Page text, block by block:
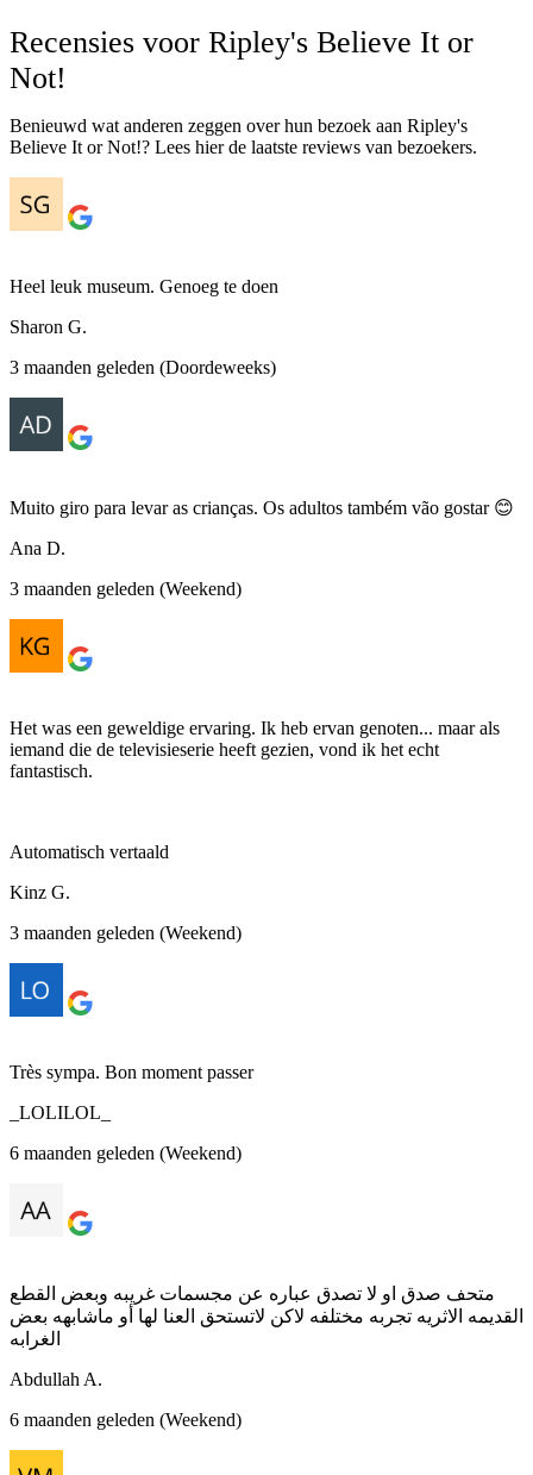
Recensies voor Ripley's Believe It or
Not!
Benieuwd wat anderen zeggen over hun bezoek aan Ripley's
Believe It or Not!? Lees hier de laatste reviews van bezoekers.
Heel leuk museum. Genoeg te doen
Sharon G.
3 maanden geleden (Doordeweeks)
Muito giro para levar as crianças. Os adultos também vão gostar 😊
Ana D.
3 maanden geleden (Weekend)
Het was een geweldige ervaring. Ik heb ervan genoten... maar als
iemand die de televisieserie heeft gezien, vond ik het echt
fantastisch.
Automatisch vertaald
Kinz G.
3 maanden geleden (Weekend)
Très sympa. Bon moment passer
_LOLILOL_
6 maanden geleden (Weekend)
متحف صدق او لا تصدق عباره عن مجسمات غريبه وبعض القطع
القديمه الاثريه تجربه مختلفه لاكن لاتستحق العنا لها أو ماشابهه بعض
الغرابه
Abdullah A.
6 maanden geleden (Weekend)